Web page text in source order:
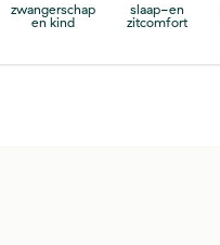
zwangerschap
en kind
slaap-en
zitcomfort